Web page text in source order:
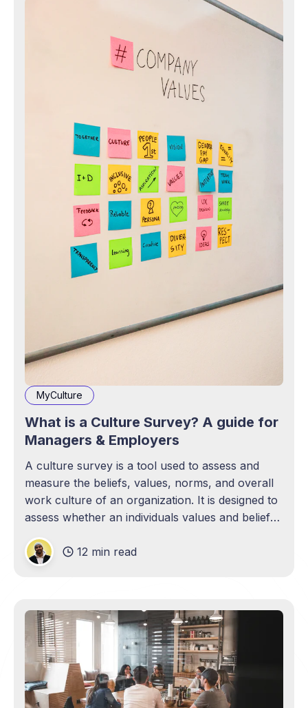
MyCulture
What is a Culture Survey? A guide for
Managers & Employers
A culture survey is a tool used to assess and
measure the beliefs, values, norms, and overall
work culture of an organization. It is designed to
assess whether an individuals values and beliefs
12 min read